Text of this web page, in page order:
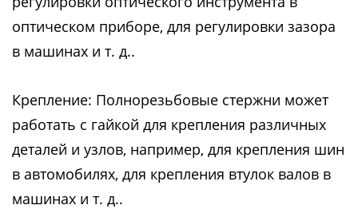
оптическом приборе, для регулировки зазора
в машинах и т. д..
Крепление: Полнорезьбовые стержни может
работать с гайкой для крепления различных
деталей и узлов, например, для крепления шин
в автомобилях, для крепления втулок валов в
машинах и т. д..